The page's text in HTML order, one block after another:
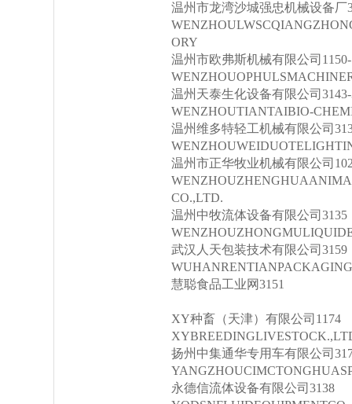
温州市龙湾沙城强忠机械设备厂
ORY
温州市欧弗斯机械有限公司1150-
温州天泰生化设备有限公司3143-
WENZHOUTIANTAIBIO-
温州维多特轻工机械有限公司
温州市正华牧业机械有限公司
CO.,LTD.
温州中牧流体设备有限公司3135
武汉人天包装技术有限公司3159
慧聪食品工业网3151
XY种畜（天津）有限公司1174
扬州中集通华专用车有限公司
永德信流体设备有限公司3138